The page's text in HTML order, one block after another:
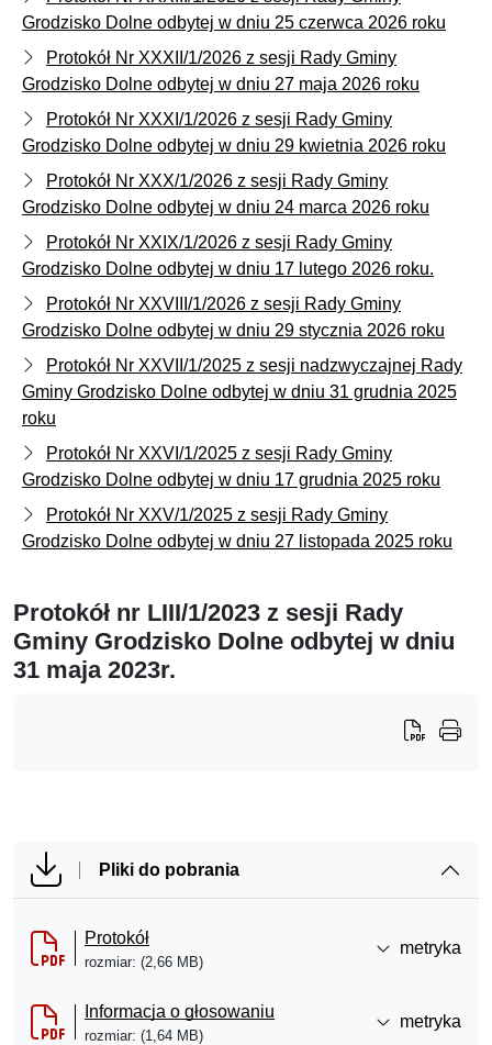
Grodzisko Dolne odbytej w dniu 25 czerwca 2026 roku
Protokół Nr XXXII/1/2026 z sesji Rady Gminy
Grodzisko Dolne odbytej w dniu 27 maja 2026 roku
Protokół Nr XXXI/1/2026 z sesji Rady Gminy
Grodzisko Dolne odbytej w dniu 29 kwietnia 2026 roku
Protokół Nr XXX/1/2026 z sesji Rady Gminy
Grodzisko Dolne odbytej w dniu 24 marca 2026 roku
Protokół Nr XXIX/1/2026 z sesji Rady Gminy
Grodzisko Dolne odbytej w dniu 17 lutego 2026 roku.
Protokół Nr XXVIII/1/2026 z sesji Rady Gminy
Grodzisko Dolne odbytej w dniu 29 stycznia 2026 roku
Protokół Nr XXVII/1/2025 z sesji nadzwyczajnej Rady
Gminy Grodzisko Dolne odbytej w dniu 31 grudnia 2025
roku
Protokół Nr XXVI/1/2025 z sesji Rady Gminy
Grodzisko Dolne odbytej w dniu 17 grudnia 2025 roku
Protokół Nr XXV/1/2025 z sesji Rady Gminy
Grodzisko Dolne odbytej w dniu 27 listopada 2025 roku
Protokół nr LIII/1/2023 z sesji Rady
Gminy Grodzisko Dolne odbytej w dniu
31 maja 2023r.
Pliki do pobrania
Protokół
rozmiar: (2,66 MB)
metryka
Informacja o głosowaniu
rozmiar: (1,64 MB)
metryka